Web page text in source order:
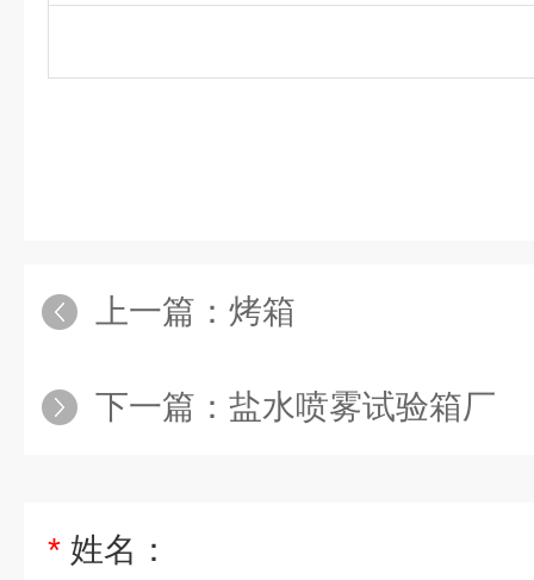
上一篇： 烤箱
下一篇： 盐水喷雾试验箱厂
* 姓名：